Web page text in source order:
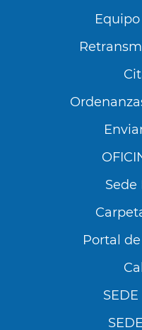
Utilizamos cookies
analizar nuestros
publicidad
base a un perfil
visitadas). Puedes
configurar tus
Sede
Portal